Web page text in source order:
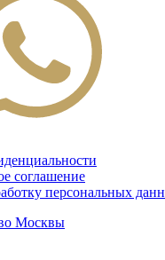
соглашение
персональных